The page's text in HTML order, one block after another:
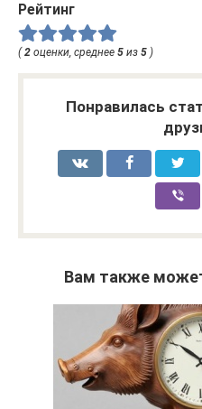
Рейтинг
(2 оценки, среднее 5 из 5 )
Понравилась
Вам также